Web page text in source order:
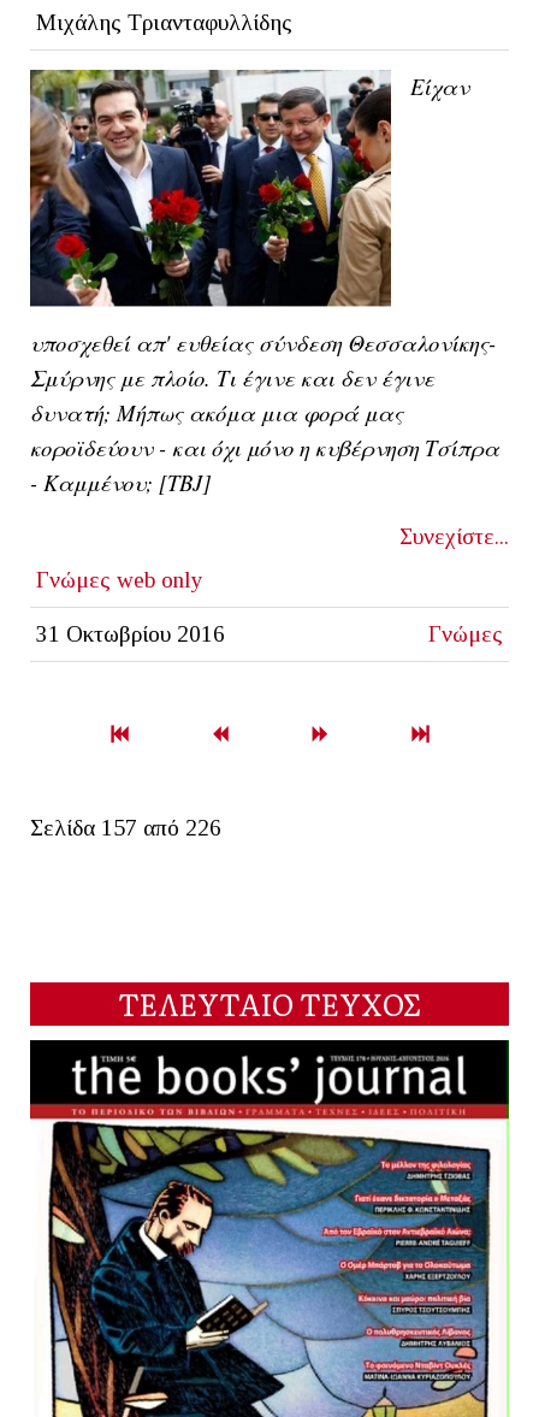
Μιχάλης Τριανταφυλλίδης
Είχαν
υποσχεθεί απ' ευθείας σύνδεση Θεσσαλονίκης-
Σμύρνης με πλοίο. Τι έγινε και δεν έγινε
δυνατή; Μήπως ακόμα μια φορά μας
κοροϊδεύουν - και όχι μόνο η κυβέρνηση Τσίπρα
- Καμμένου; [ΤΒJ]
Συνεχίστε...
Γνώμες web only
31 Οκτωβρίου 2016 Γνώμες
Σελίδα 157 από 226
ΤΕΛΕΥΤΑΙΟ ΤΕΥΧΟΣ